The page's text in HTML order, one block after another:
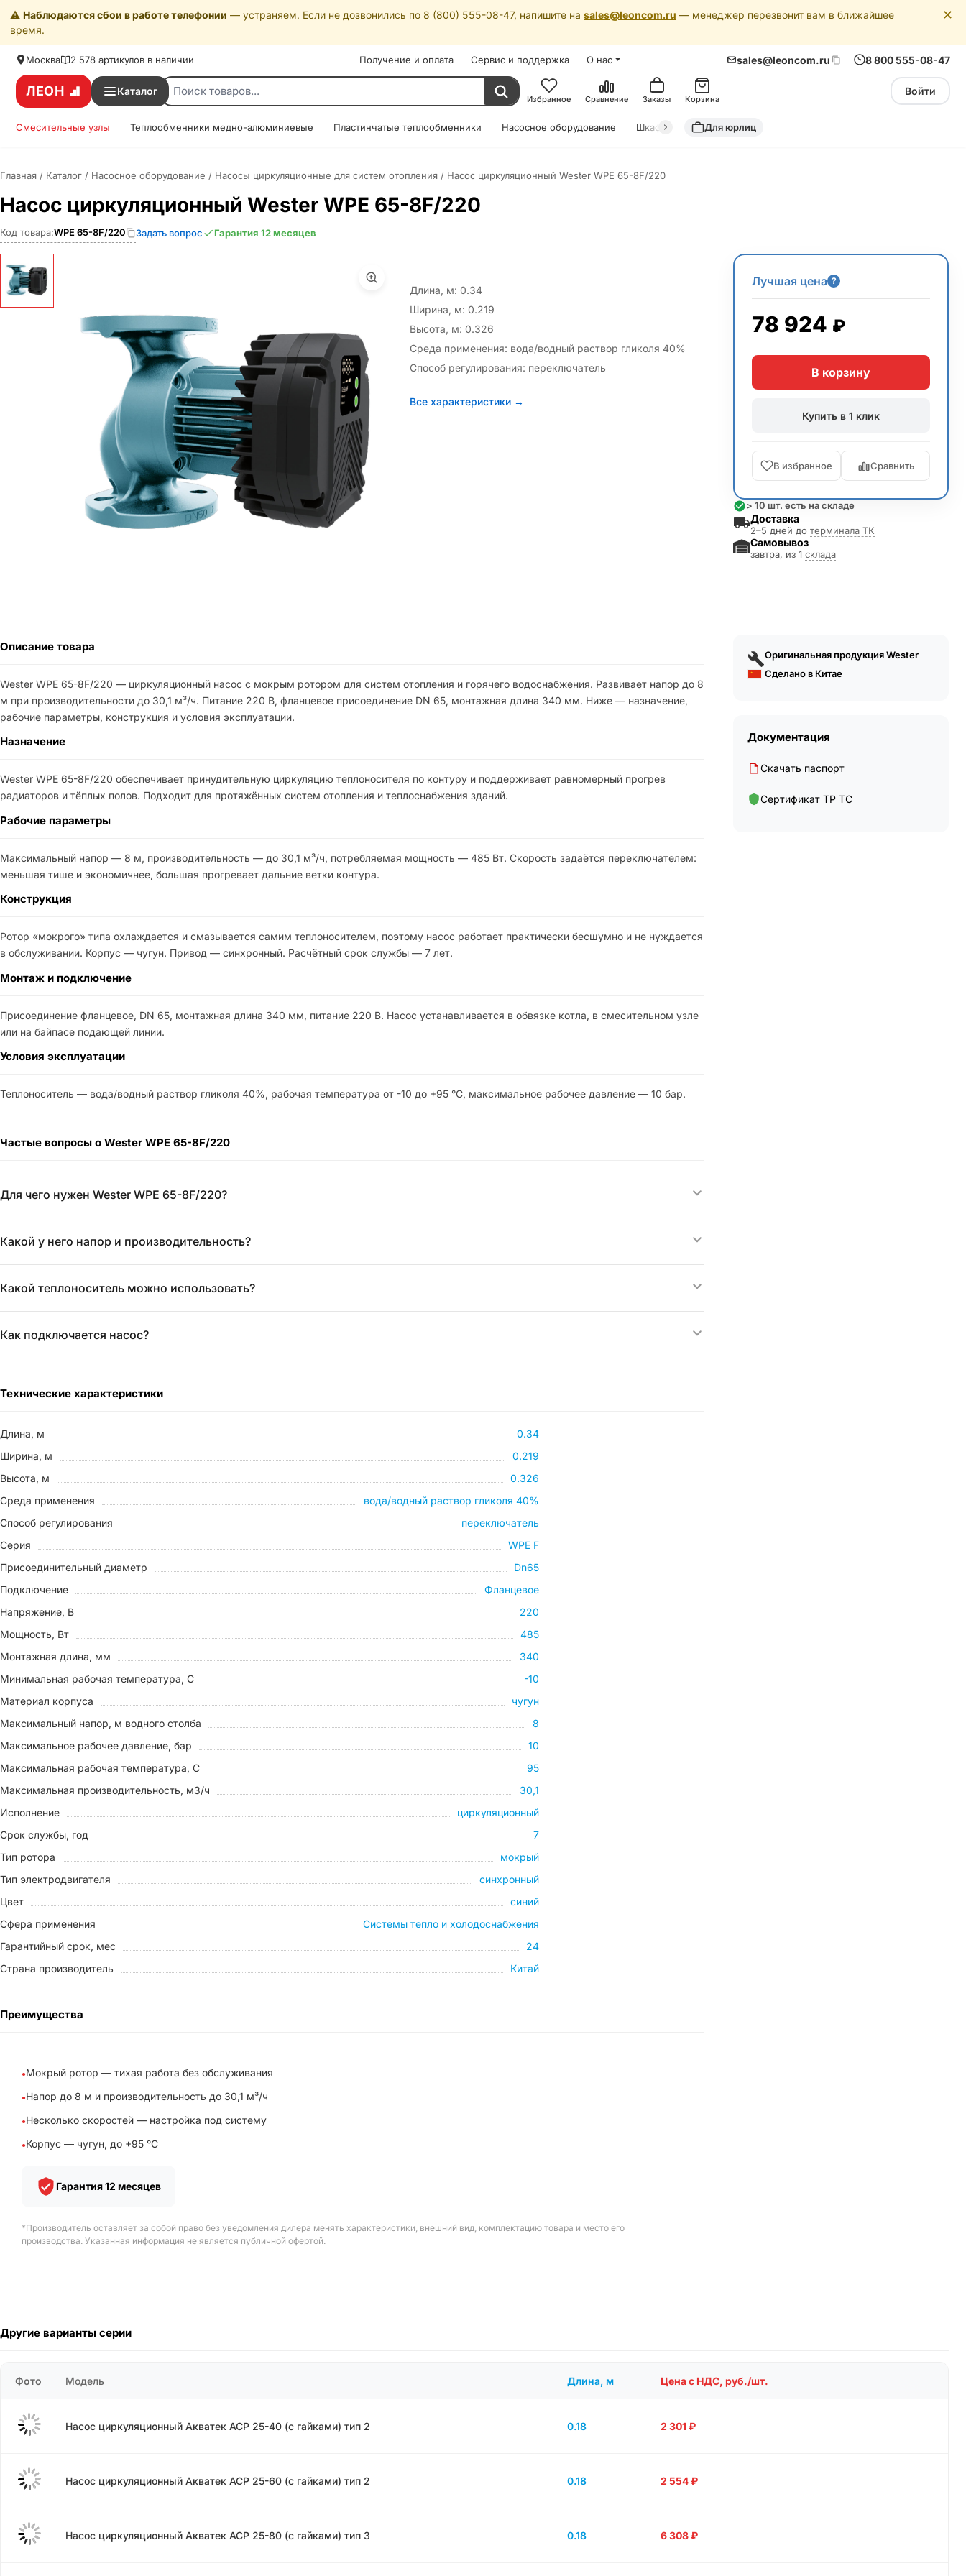
⚠️ Наблюдаются сбои в работе телефонии — устраняем. Если не дозвонились по 8 (800) 555-08-47, напишите на sales@leoncom.ru — менеджер перезвонит вам в ближайшее
время.
✕
Москва 2 578 артикулов в наличии Получение и оплата Сервис и поддержка О нас sales@leoncom.ru 8 800 555-08-47
ЛЕОН Каталог
Избранное Сравнение Заказы Корзина
Войти
Смесительные узлы Теплообменники медно-алюминиевые Пластинчатые теплообменники Насосное оборудование Шкафы автоматики Драйкулеры (сухие охладители)
Для юрлиц
Главная / Каталог / Насосное оборудование / Насосы циркуляционные для систем отопления / Насос циркуляционный Wester WPE 65-8F/220
Насос циркуляционный Wester WPE 65-8F/220
Код товара:WPE 65-8F/220 Задать вопрос Гарантия 12 месяцев
Длина, м: 0.34
Ширина, м: 0.219
Высота, м: 0.326
Среда применения: вода/водный раствор гликоля 40%
Способ регулирования: переключатель
Все характеристики →
Лучшая цена ?
78 924 ₽
В корзину
Купить в 1 клик
В избранное Сравнить
> 10 шт. есть на складе
Доставка
2–5 дней до терминала ТК
Самовывоз
завтра, из 1 склада
Описание товара
Wester WPE 65-8F/220 — циркуляционный насос с мокрым ротором для систем отопления и горячего водоснабжения. Развивает напор до 8
м при производительности до 30,1 м³/ч. Питание 220 В, фланцевое присоединение DN 65, монтажная длина 340 мм. Ниже — назначение,
рабочие параметры, конструкция и условия эксплуатации.
Назначение
Wester WPE 65-8F/220 обеспечивает принудительную циркуляцию теплоносителя по контуру и поддерживает равномерный прогрев
радиаторов и тёплых полов. Подходит для протяжённых систем отопления и теплоснабжения зданий.
Рабочие параметры
Максимальный напор — 8 м, производительность — до 30,1 м³/ч, потребляемая мощность — 485 Вт. Скорость задаётся переключателем:
меньшая тише и экономичнее, большая прогревает дальние ветки контура.
Конструкция
Ротор «мокрого» типа охлаждается и смазывается самим теплоносителем, поэтому насос работает практически бесшумно и не нуждается
в обслуживании. Корпус — чугун. Привод — синхронный. Расчётный срок службы — 7 лет.
Монтаж и подключение
Присоединение фланцевое, DN 65, монтажная длина 340 мм, питание 220 В. Насос устанавливается в обвязке котла, в смесительном узле
или на байпасе подающей линии.
Условия эксплуатации
Теплоноситель — вода/водный раствор гликоля 40%, рабочая температура от -10 до +95 °C, максимальное рабочее давление — 10 бар.
Частые вопросы о Wester WPE 65-8F/220
Для чего нужен Wester WPE 65-8F/220?
Какой у него напор и производительность?
Какой теплоноситель можно использовать?
Как подключается насос?
Технические характеристики
Длина, м
0.34
Ширина, м
0.219
Высота, м
0.326
Среда применения
вода/водный раствор гликоля 40%
Способ регулирования
переключатель
Серия
WPE F
Присоединительный диаметр
Dn65
Подключение
Фланцевое
Напряжение, В
220
Мощность, Вт
485
Монтажная длина, мм
340
Минимальная рабочая температура, С
-10
Материал корпуса
чугун
Максимальный напор, м водного столба
8
Максимальное рабочее давление, бар
10
Максимальная рабочая температура, С
95
Максимальная производительность, м3/ч
30,1
Исполнение
циркуляционный
Срок службы, год
7
Тип ротора
мокрый
Тип электродвигателя
синхронный
Цвет
синий
Сфера применения
Системы тепло и холодоснабжения
Гарантийный срок, мес
24
Страна производитель
Китай
Преимущества
Мокрый ротор — тихая работа без обслуживания
Напор до 8 м и производительность до 30,1 м³/ч
Несколько скоростей — настройка под систему
Корпус — чугун, до +95 °C
Гарантия 12 месяцев
*Производитель оставляет за собой право без уведомления дилера менять характеристики, внешний вид, комплектацию товара и место его
производства. Указанная информация не является публичной офертой.
Оригинальная продукция Wester
Сделано в Китае
Документация
Скачать паспорт
Сертификат ТР ТС
Другие варианты серии
Фото Модель Длина, м Цена с НДС, руб./шт.
Насос циркуляционный Акватек ACP 25-40 (с гайками) тип 2 0.18 2 301₽
Насос циркуляционный Акватек ACP 25-60 (с гайками) тип 2 0.18 2 554₽
Насос циркуляционный Акватек ACP 25-80 (с гайками) тип 3 0.18 6 308₽